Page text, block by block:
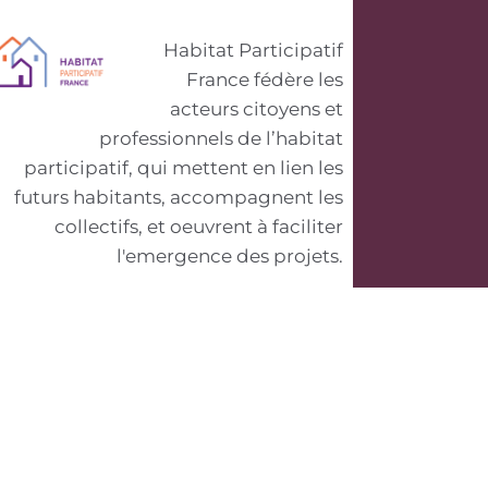
Habitat Participatif
France fédère les
acteurs citoyens et
professionnels de l’habitat
participatif, qui mettent en lien les
futurs habitants, accompagnent les
collectifs, et oeuvrent à faciliter
l'emergence des projets.